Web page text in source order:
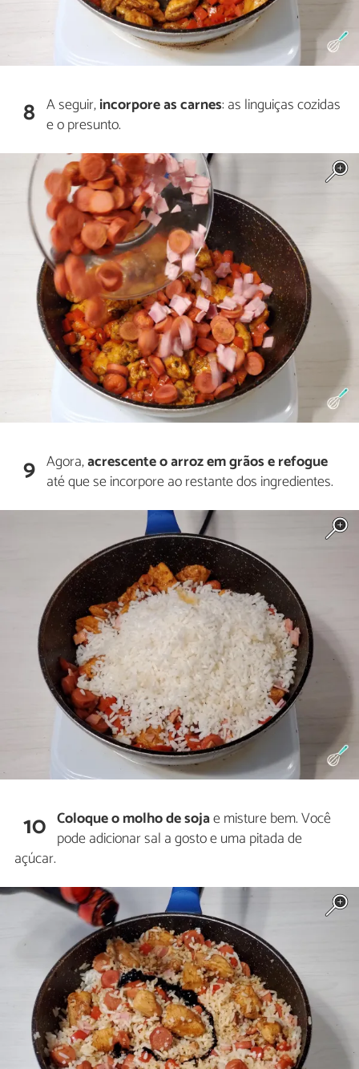
8 A seguir,incorpore as carnes: as linguiças cozidas
e o presunto.
9 Agora,acrescente oarroz em grãos erefogue
até que se incorpore ao restante dos ingredientes.
10 Coloque o molho de sojae misture bem. Você
pode adicionar sal a gosto e uma pitada de
açúcar.